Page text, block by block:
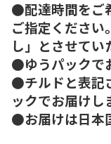
●配達時間をご
ご指定ください
し」とさせてい
●ゆうパックで
●チルドと表記
ックでお届けし
●お届けは日本